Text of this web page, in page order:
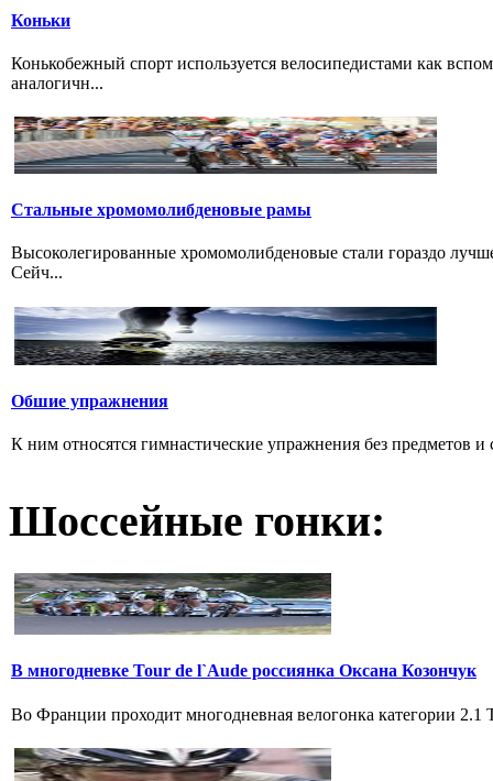
Коньки
Конькобежный спорт используется велосипедистами как
аналогичн...
Стальные хромомолибденовые рамы
Высоколегированные хромомолибденовые стали гораздо
Сейч...
Обшие упражнения
К ним относятся гимнастические упражнения без предметов
Шоссейные гонки:
В многодневке Tour de l`Aude россиянка Оксана Козончук
Во Франции проходит многодневная велогонка категории